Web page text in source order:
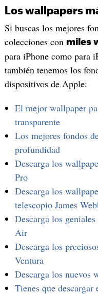
Los wallpapers
Si buscas los mejores
colecciones con miles
para iPhone como para
también tenemos los
dispositivos de Apple:
El mejor wallpaper
transparente
Los mejores fondos
profundidad
Descarga los
Pro
Descarga los
telescopio James
Descarga los
Air
Descarga los
Ventura
Descarga los nuevos
Tienes que